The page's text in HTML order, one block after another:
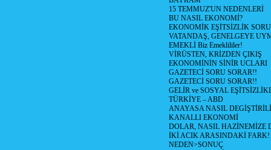
15 TEMMUZ'UN NEDENLERİ
BU NASIL EKONOMİ?
EKONOMİK EŞİTSİZLİK
VATANDAŞ, GENELGEYE
EMEKLİ Biz Emeklililer!
VİRÜSTEN, KRİZDEN ÇIKIŞ
EKONOMİNİN SİNİR UCLARI
GAZETECİ SORU SORAR!!
GAZETECİ SORU SORAR!!
GELİR ve SOSYAL
TÜRKİYE – ABD
ANAYASA NASIL
KANALLI EKONOMİ
DOLAR, NASIL HAZİNEMİZE
İKİ ACIK ARASINDAKİ FARK!
NEDEN>SONUÇ